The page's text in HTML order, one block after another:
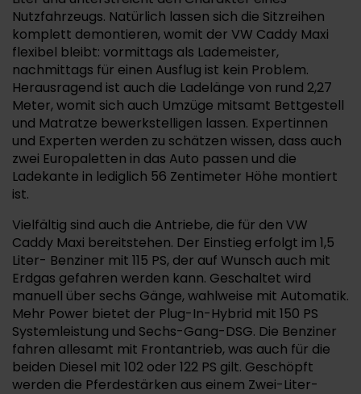
Nutzfahrzeugs. Natürlich lassen sich die Sitzreihen
komplett demontieren, womit der VW Caddy Maxi
flexibel bleibt: vormittags als Lademeister,
nachmittags für einen Ausflug ist kein Problem.
Herausragend ist auch die Ladelänge von rund 2,27
Meter, womit sich auch Umzüge mitsamt Bettgestell
und Matratze bewerkstelligen lassen. Expertinnen
und Experten werden zu schätzen wissen, dass auch
zwei Europaletten in das Auto passen und die
Ladekante in lediglich 56 Zentimeter Höhe montiert
ist.
Vielfältig sind auch die Antriebe, die für den VW
Caddy Maxi bereitstehen. Der Einstieg erfolgt im 1,5
Liter- Benziner mit 115 PS, der auf Wunsch auch mit
Erdgas gefahren werden kann. Geschaltet wird
manuell über sechs Gänge, wahlweise mit Automatik.
Mehr Power bietet der Plug-In-Hybrid mit 150 PS
Systemleistung und Sechs-Gang-DSG. Die Benziner
fahren allesamt mit Frontantrieb, was auch für die
beiden Diesel mit 102 oder 122 PS gilt. Geschöpft
werden die Pferdestärken aus einem Zwei-Liter-